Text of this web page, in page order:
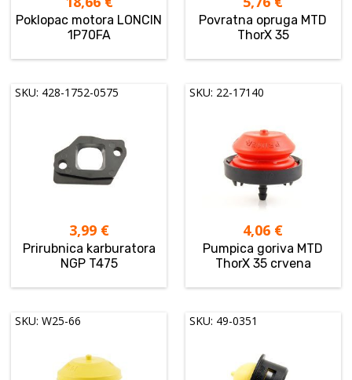
Poklopac motora LONCIN
1P70FA
Povratna opruga MTD
ThorX 35
SKU: 428-1752-0575
3,99 €
Prirubnica karburatora
NGP T475
SKU: 22-17140
4,06 €
Pumpica goriva MTD
ThorX 35 crvena
SKU: W25-66 SKU: 49-0351